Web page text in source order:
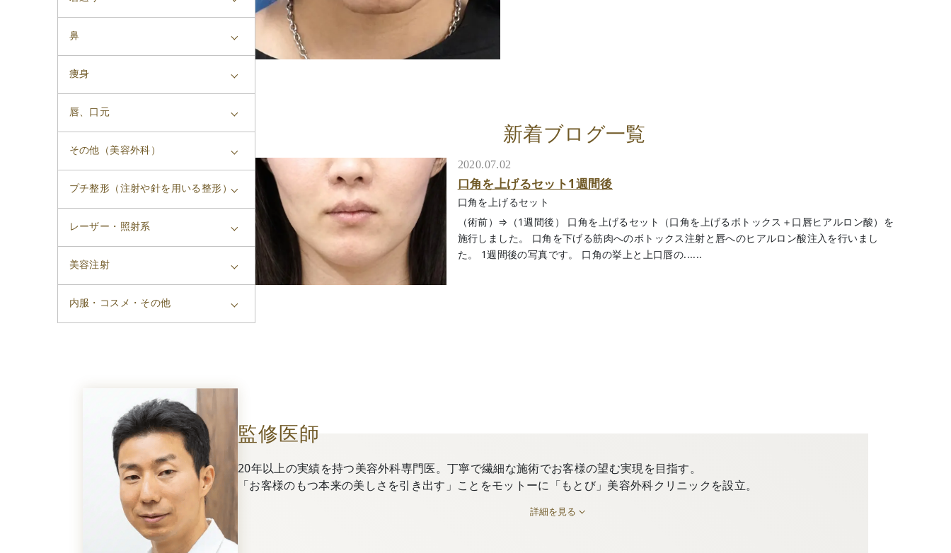
鼻
痩身
唇、口元
その他（美容外科）
プチ整形（注射や針を用いる整形）
レーザー・照射系
美容注射
内服・コスメ・その他
新着ブログ一覧
2020.07.02
口角を上げるセット1週間後
口角を上げるセット
（術前）⇒（1週間後） 口角を上げるセット（口角を上げるボトックス＋口唇ヒアルロン酸）を
施行しました。 口角を下げる筋肉へのボトックス注射と唇へのヒアルロン酸注入を行いまし
た。 1週間後の写真です。 口角の挙上と上口唇の......
監修医師
20年以上の実績を持つ美容外科専門医。丁寧で繊細な施術でお客様の望む実現を目指す。
「お客様のもつ本来の美しさを引き出す」ことをモットーに「もとび」美容外科クリニックを設立。
詳細を見る